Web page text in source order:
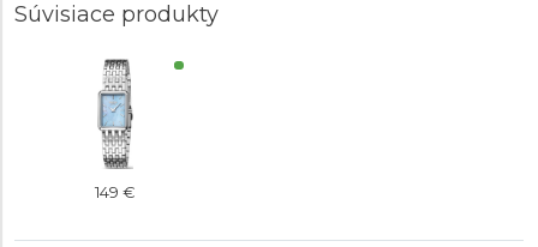
Súvisiace produkty
149 €